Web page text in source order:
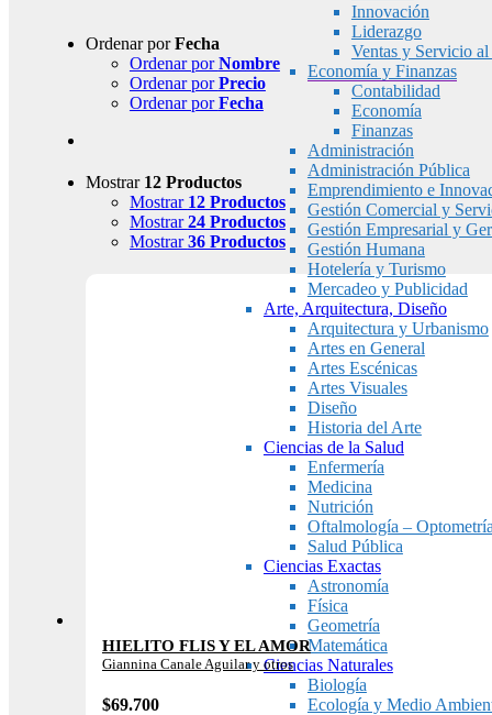
Innovación
Liderazgo
Ventas y Servicio
Economía y Finanzas
Contabilidad
Economía
Finanzas
Administración
Administración Pública
Emprendimiento e
Gestión Comercial y
Gestión Empresarial y
Gestión Humana
Hotelería y Turismo
Mercadeo y Publicidad
Arte, Arquitectura, Diseño
Arquitectura y Urbanismo
Artes en General
Artes Escénicas
Artes Visuales
Diseño
Historia del Arte
Ciencias de la Salud
Enfermería
Medicina
Nutrición
Oftalmología – Optometría
Salud Pública
Ciencias Exactas
Astronomía
Física
Geometría
Matemática
Ciencias Naturales
Biología
Ecología y Medio
Ordenar porFecha
Ordenar porNombre
Ordenar porPrecio
Ordenar porFecha
Mostrar 12 Productos
Mostrar 12 Productos
Mostrar24 Productos
Mostrar36 Productos
HIELITO FLIS Y EL AMOR
Giannina Canale Aguilar y otros
$69.700